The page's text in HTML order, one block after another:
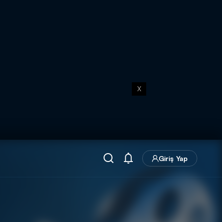
X
Giriş Yap